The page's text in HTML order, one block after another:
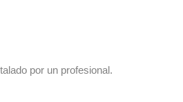
por un profesional.